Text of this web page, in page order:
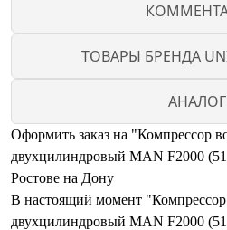
ТОВАРЫ БРЕНДА
Оформить заказ на "Компрессор
двухцилиндровый MAN F2000
Ростове на Дону
В настоящий момент
двухцилиндровый MAN F2000